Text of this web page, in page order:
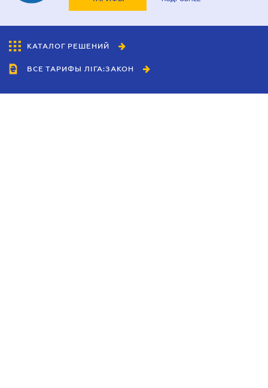
КАТАЛОГ РЕШЕНИЙ
ВСЕ ТАРИФЫ ЛІГА:ЗАКОН